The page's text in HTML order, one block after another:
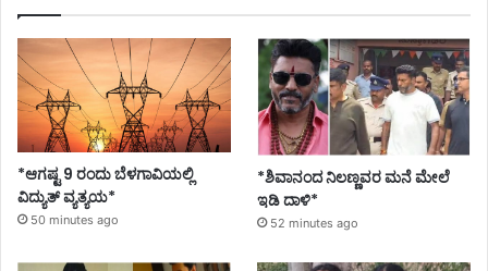
*ಆಗಷ್ಟ 9 ರಂದು ಬೆಳಗಾವಿಯಲ್ಲಿ
ವಿದ್ಯುತ್ ವ್ಯತ್ಯಯ*
50 minutes ago
*ಶಿವಾನಂದ ನಿಲಣ್ಣವರ ಮನೆ ಮೇಲೆ
ಇಡಿ ದಾಳಿ*
52 minutes ago